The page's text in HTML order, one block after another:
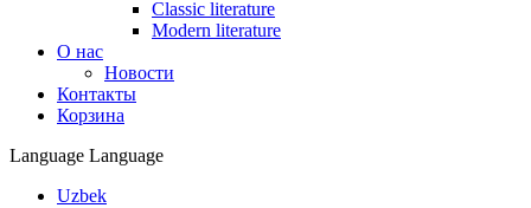
Classic literature
Modern literature
О нас
Новости
Контакты
Корзина
Language Language
Uzbek